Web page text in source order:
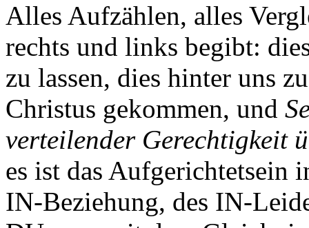
Alles Aufzählen, alles
rechts und links begibt:
zu lassen, dies hinter uns
Christus gekommen, und
verteilender Gerechtigkeit
es ist das Aufgerichtetsein
IN-Beziehung, des IN-